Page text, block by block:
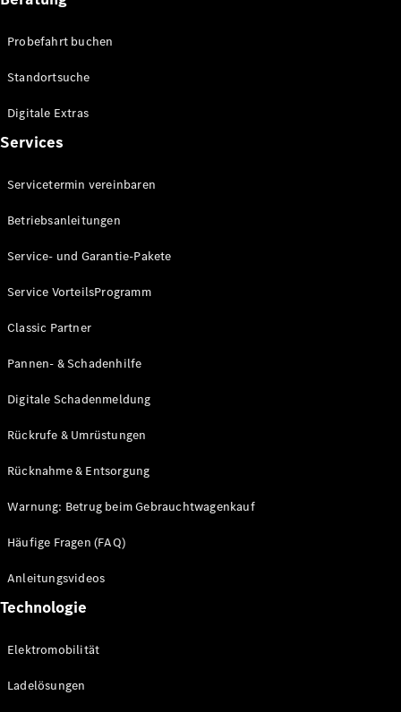
Multimediasystem
Air Updates
Konzeptfahrzeuge
Nachhaltigkeit
Standortsuche
Events &
Driving
She's
Golf
Tennis
Laureus
Stiftung
Sporthilfe
Sylt
Probefahrt buchen
Standortsuche
Digitale Extras
Services
Servicetermin vereinbaren
Betriebsanleitungen
Service- und Garantie-Pakete
Service VorteilsProgramm
Classic Partner
Pannen- & Schadenhilfe
Digitale Schadenmeldung
Rückrufe & Umrüstungen
Rücknahme & Entsorgung
Warnung: Betrug beim Gebrauchtwagenkauf
Häufige Fragen (FAQ)
Anleitungsvideos
Technologie
Elektromobilität
Ladelösungen